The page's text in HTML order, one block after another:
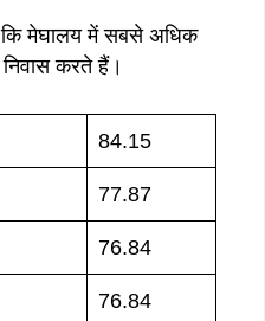
कि मेघालय में सबसे अधिक
करते हैं।
84.15
77.87
76.84
76.84